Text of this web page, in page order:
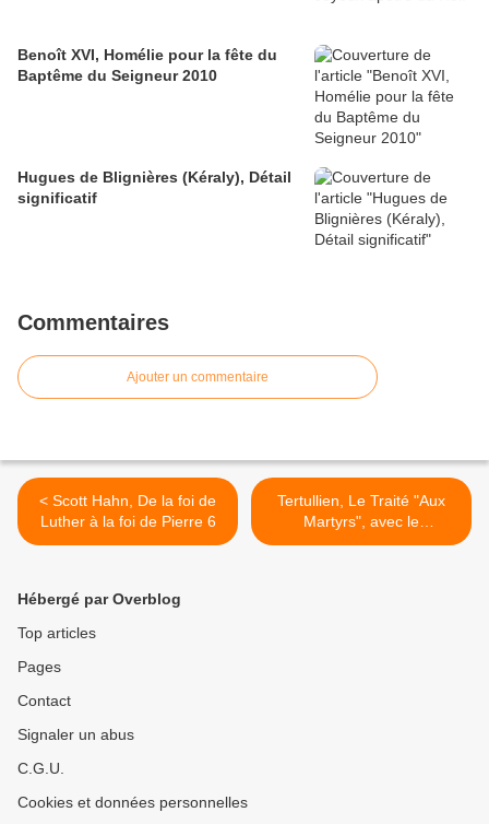
Benoît XVI, Homélie pour la fête du
Baptême du Seigneur 2010
Hugues de Blignières (Kéraly), Détail
significatif
Commentaires
Ajouter un commentaire
< Scott Hahn, De la foi de
Luther à la foi de Pierre 6
Tertullien, Le Traité "Aux
Martyrs", avec le
commentaire du Père S.
Hébergé par Overblog
Top articles
Pages
Contact
Signaler un abus
C.G.U.
Cookies et données personnelles